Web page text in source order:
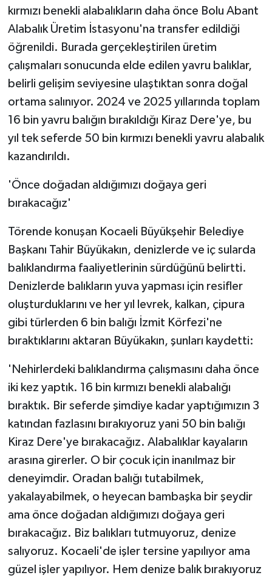
kırmızı benekli alabalıkların daha önce Bolu Abant
Alabalık Üretim İstasyonu'na transfer edildiği
öğrenildi. Burada gerçekleştirilen üretim
çalışmaları sonucunda elde edilen yavru balıklar,
belirli gelişim seviyesine ulaştıktan sonra doğal
ortama salınıyor. 2024 ve 2025 yıllarında toplam
16 bin yavru balığın bırakıldığı Kiraz Dere'ye, bu
yıl tek seferde 50 bin kırmızı benekli yavru alabalık
kazandırıldı.
'Önce doğadan aldığımızı doğaya geri
bırakacağız'
Törende konuşan Kocaeli Büyükşehir Belediye
Başkanı Tahir Büyükakın, denizlerde ve iç sularda
balıklandırma faaliyetlerinin sürdüğünü belirtti.
Denizlerde balıkların yuva yapması için resifler
oluşturduklarını ve her yıl levrek, kalkan, çipura
gibi türlerden 6 bin balığı İzmit Körfezi'ne
bıraktıklarını aktaran Büyükakın, şunları kaydetti:
'Nehirlerdeki balıklandırma çalışmasını daha önce
iki kez yaptık. 16 bin kırmızı benekli alabalığı
bıraktık. Bir seferde şimdiye kadar yaptığımızın 3
katından fazlasını bırakıyoruz yani 50 bin balığı
Kiraz Dere'ye bırakacağız. Alabalıklar kayaların
arasına girerler. O bir çocuk için inanılmaz bir
deneyimdir. Oradan balığı tutabilmek,
yakalayabilmek, o heyecan bambaşka bir şeydir
ama önce doğadan aldığımızı doğaya geri
bırakacağız. Biz balıkları tutmuyoruz, denize
salıyoruz. Kocaeli'de işler tersine yapılıyor ama
güzel işler yapılıyor. Hem denize balık bırakıyoruz